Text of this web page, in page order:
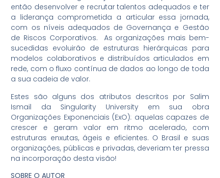
então desenvolver e recrutar talentos adequados e ter
a liderança comprometida a articular essa jornada,
com os níveis adequados de Governança e Gestão
de Riscos Corporativos. As organizações mais bem-
sucedidas evoluirão de estruturas hierárquicas para
modelos colaborativos e distribuídos articulados em
rede, com o fluxo contínua de dados ao longo de toda
a sua cadeia de valor.
Estes são alguns dos atributos descritos por Salim
Ismail da Singularity University em sua obra
Organizações Exponenciais (ExO): aquelas capazes de
crescer e geram valor em ritmo acelerado, com
estruturas enxutas, ágeis e eficientes. O Brasil e suas
organizações, públicas e privadas, deveriam ter pressa
na incorporação desta visão!
SOBRE O AUTOR